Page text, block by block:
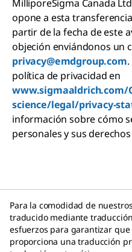
MilliporeSigma Canada
opone a esta
partir de la fecha de este
objeción enviándonos un
privacy@emdgroup.com
política de privacidad en
www.sigmaaldrich.com/
science/legal/privacy-
información sobre cómo
personales y sus
Para la comodidad de
traducido mediante
esfuerzos para garantizar
proporciona una traducción